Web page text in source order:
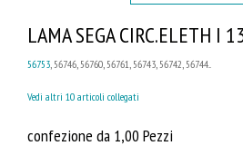
LAMA SEGA CIRC.ELETH I
56753, 56746, 56760, 56761, 56743, 56742, 56744...
Vedi altri 10 articoli collegati
confezione da 1,00 Pezzi